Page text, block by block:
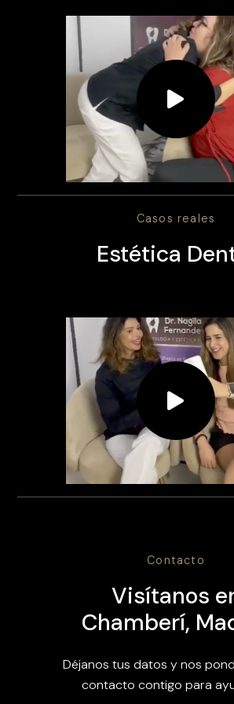
Casos reales
Estética
Contacto
Visítanos
Chamberí,
Déjanos tus datos y nos
contacto contigo para